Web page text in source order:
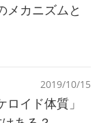
カニズムと
2019/10/15
ロイド体質」